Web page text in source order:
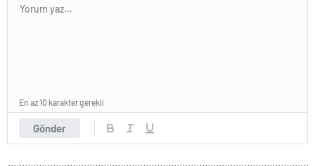
Gönder
En az 10 karakter gerekli